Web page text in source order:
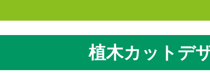
植木カットデ